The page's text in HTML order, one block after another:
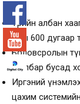
Төрийн албан
оны 600 дугаар
Боловсролын
хуулбар бусад
Иргэний
цахим